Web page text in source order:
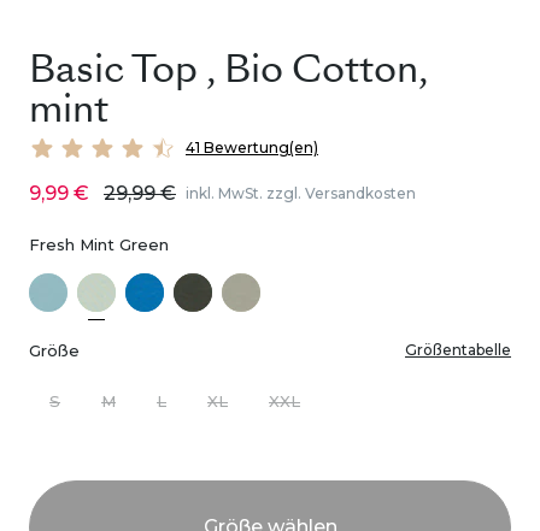
Basic Top , Bio Cotton,
mint
41 Bewertung(en)
9,99 € 29,99 € inkl. MwSt. zzgl. Versandkosten
Fresh Mint Green
Größe Größentabelle
S M L XL XXL